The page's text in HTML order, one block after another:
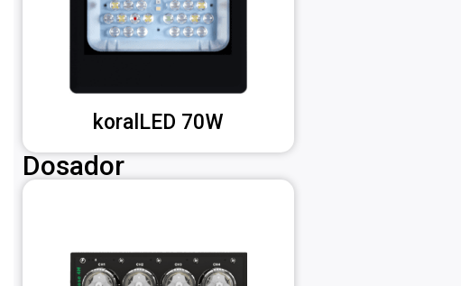
koralLED 70W
Dosador